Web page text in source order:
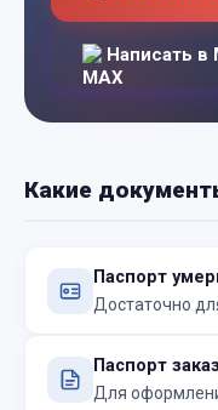
Написать в
Какие
Паспорт
Достаточно
Паспорт
Для